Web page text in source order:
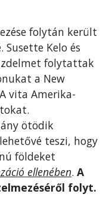
folytán került
Susette Kelo és
folytattak
a New
vita Amerika-
ötödik
teszi, hogy
földeket
ellenében. A
folyt.